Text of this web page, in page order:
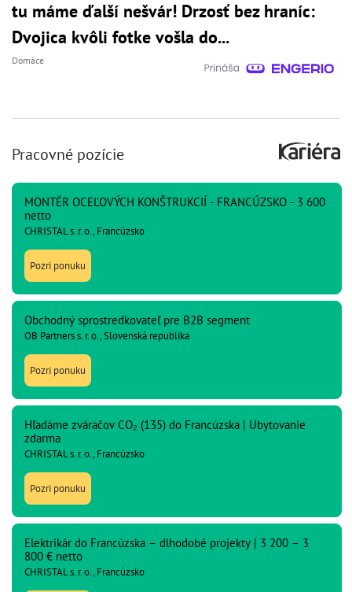
tu máme ďalší nešvár! Drzosť bez hraníc:
Dvojica kvôli fotke vošla do...
Domáce
Pracovné pozície
MONTÉR OCEĽOVÝCH KONŠTRUKCIÍ - FRANCÚZSKO - 3 600
netto
CHRISTAL s. r. o., Francúzsko
Pozri ponuku
Obchodný sprostredkovateľ pre B2B segment
OB Partners s. r. o., Slovenská republika
Pozri ponuku
Hľadáme zváračov CO₂ (135) do Francúzska | Ubytovanie
zdarma
CHRISTAL s. r. o., Francúzsko
Pozri ponuku
Elektrikár do Francúzska – dlhodobé projekty | 3 200 – 3
800 € netto
CHRISTAL s. r. o., Francúzsko